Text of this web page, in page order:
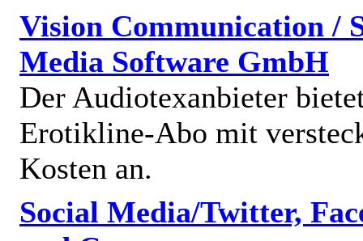
Vision Communication /
Media Software GmbH
Der Audiotexanbieter
Erotikline-Abo mit
Kosten an.
Social Media/Twitter,